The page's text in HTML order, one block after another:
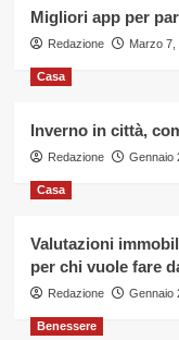
Migliori app per
Redazione Marzo 7,
Casa
Inverno in città,
Redazione Gennaio
Casa
Valutazioni
per chi vuole fare
Redazione Gennaio
Benessere